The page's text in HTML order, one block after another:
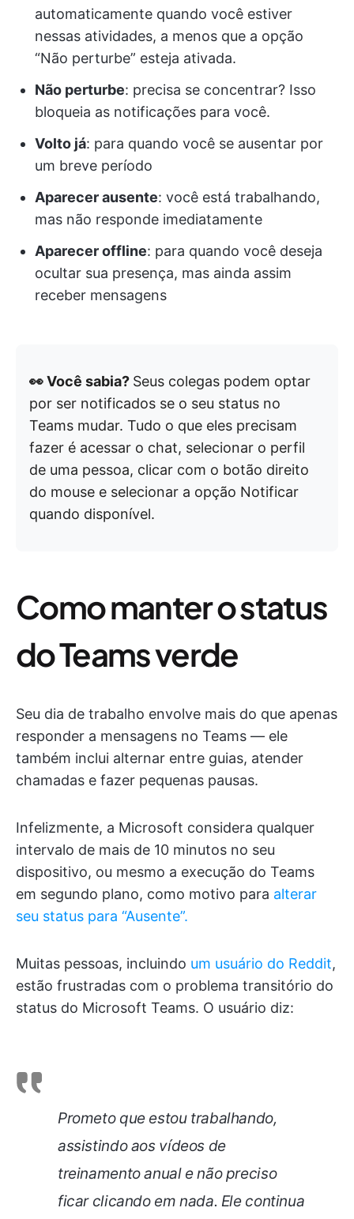
automaticamente quando você estiver
nessas atividades, a menos que a opção
“Não perturbe” esteja ativada.
Não perturbe: precisa se concentrar? Isso
bloqueia as notificações para você.
Volto já: para quando você se ausentar por
um breve período
Aparecer ausente: você está trabalhando,
mas não responde imediatamente
Aparecer offline: para quando você deseja
ocultar sua presença, mas ainda assim
receber mensagens
👀 Você sabia? Seus colegas podem optar
por ser notificados se o seu status no
Teams mudar. Tudo o que eles precisam
fazer é acessar o chat, selecionar o perfil
de uma pessoa, clicar com o botão direito
do mouse e selecionar a opção Notificar
quando disponível.
Como manter o status
do Teams verde
Seu dia de trabalho envolve mais do que apenas
responder a mensagens no Teams — ele
também inclui alternar entre guias, atender
chamadas e fazer pequenas pausas.
Infelizmente, a Microsoft considera qualquer
intervalo de mais de 10 minutos no seu
dispositivo, ou mesmo a execução do Teams
em segundo plano, como motivo para alterar
seu status para “Ausente”.
Muitas pessoas, incluindo um usuário do Reddit,
estão frustradas com o problema transitório do
status do Microsoft Teams. O usuário diz:
Prometo que estou trabalhando,
assistindo aos vídeos de
treinamento anual e não preciso
ficar clicando em nada. Ele continua